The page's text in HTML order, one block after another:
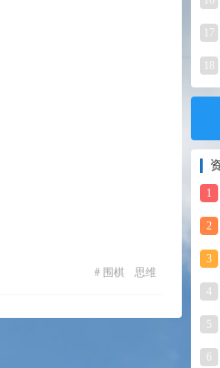
17
1
2
3
4
5
6
# 围棋 思维